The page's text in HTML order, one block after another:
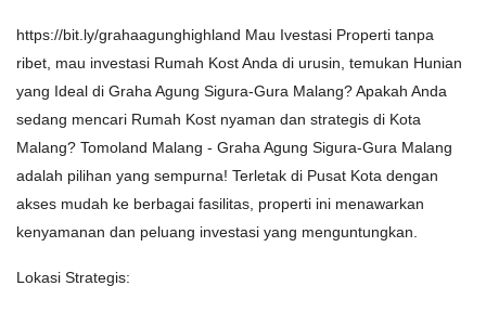
https://bit.ly/grahaagunghighland Mau Ivestasi Properti tanpa
ribet, mau investasi Rumah Kost Anda di urusin, temukan Hunian
yang Ideal di Graha Agung Sigura-Gura Malang? Apakah Anda
sedang mencari Rumah Kost nyaman dan strategis di Kota
Malang? Tomoland Malang - Graha Agung Sigura-Gura Malang
adalah pilihan yang sempurna! Terletak di Pusat Kota dengan
akses mudah ke berbagai fasilitas, properti ini menawarkan
kenyamanan dan peluang investasi yang menguntungkan.
Lokasi Strategis: